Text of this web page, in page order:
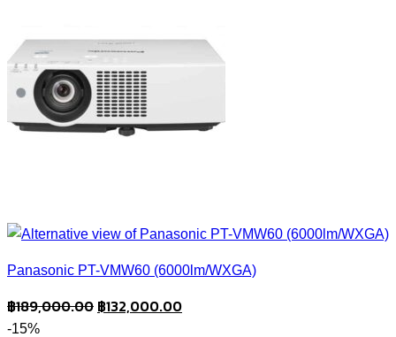
Panasonic PT-VMW60 (6000lm/WXGA)
฿189,000.00 Original
฿132,000.00Current
-15%